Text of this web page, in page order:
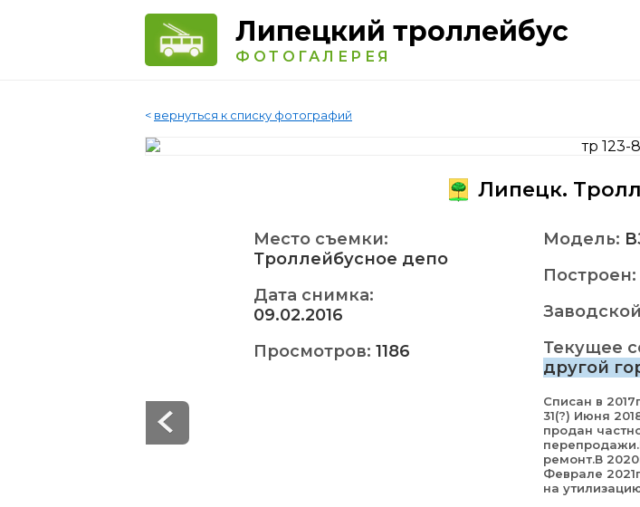
Липецкий троллейбус
ФОТОГАЛЕРЕЯ
< вернуться к списку фотографий
Липецк.
Место съемки:
Троллейбусное депо
Дата снимка:
09.02.2016
Просмотров: 1186
Модель:
Построен:
Текущее
другой
Списан в
31(?) Июня
продан
ремонт.В
Феврале
на